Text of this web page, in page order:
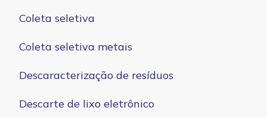
Coleta seletiva
Coleta seletiva metais
Descaracterização de resíduos
Descarte de lixo eletrônico